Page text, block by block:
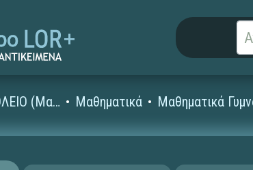
ΨΗΦΙΑΚΟ ΣΧΟΛΕΙΟ (Μαθησιακά Αντικείμενα) Μαθηματικά Μαθηματικά